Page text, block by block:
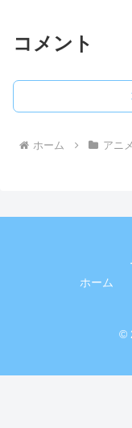
コメント
ホーム アニメ
ホーム
©